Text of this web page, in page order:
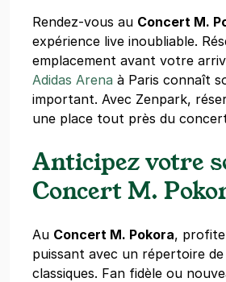
Rendez-vous au Concert M.
expérience live inoubliable.
emplacement avant votre
Adidas Arena à Paris connaît
important. Avec Zenpark,
une place tout près du
Anticipez votre
Concert M.
Au Concert M. Pokora,
puissant avec un répertoire de
classiques. Fan fidèle ou